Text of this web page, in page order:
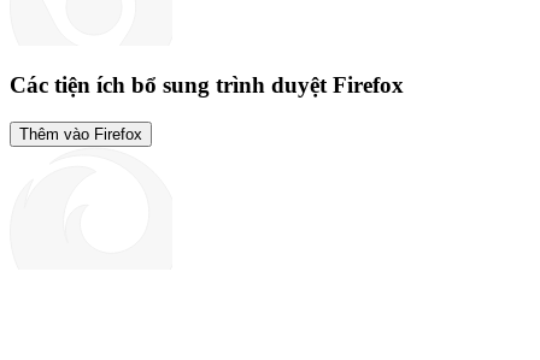
Các tiện ích bổ sung trình duyệt Firefox
Thêm vào Firefox